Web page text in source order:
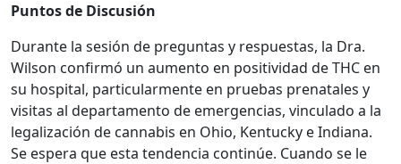
Puntos de Discusión
Durante la sesión de preguntas y respuestas, la Dra.
Wilson confirmó un aumento en positividad de THC en
su hospital, particularmente en pruebas prenatales y
visitas al departamento de emergencias, vinculado a la
legalización de cannabis en Ohio, Kentucky e Indiana.
Se espera que esta tendencia continúe. Cuando se le